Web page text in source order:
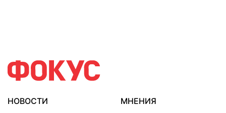
НОВОСТИ
МНЕНИЯ